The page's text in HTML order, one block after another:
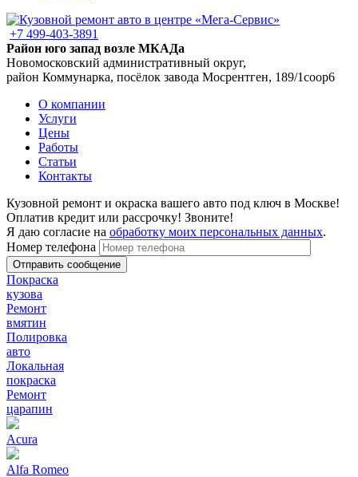
+7 499-403-3891
Район юго запад возле МКАДа
Новомосковский административный округ,
район Коммунарка, посёлок завода Мосрентген, 189/1соор6
О компании
Услуги
Цены
Работы
Статьи
Контакты
Кузовной ремонт и окраска вашего авто под ключ в Москве!
Оплатив кредит или рассрочку! Звоните!
Я даю согласие на обработку моих персональных данных.
Номер телефона
Покраска
кузова
Ремонт
вмятин
Полировка
авто
Локальная
покраска
Ремонт
царапин
Acura
Alfa Romeo